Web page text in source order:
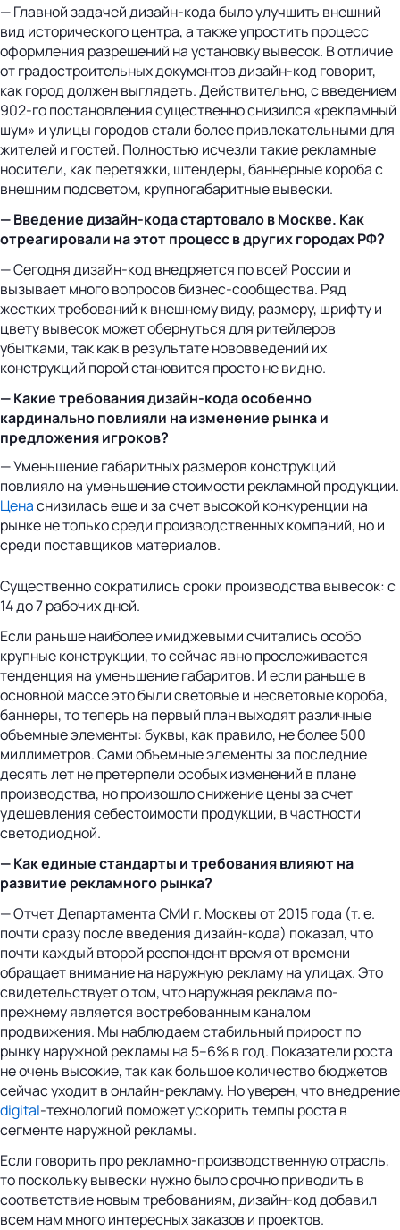
— Главной задачей дизайн-кода было улучшить внешний
вид исторического центра, а также упростить процесс
оформления разрешений на установку вывесок. В отличие
от градостроительных документов дизайн-код говорит,
как город должен выглядеть. Действительно, с введением
902-го постановления существенно снизился «рекламный
шум» и улицы городов стали более привлекательными для
жителей и гостей. Полностью исчезли такие рекламные
носители, как перетяжки, штендеры, баннерные короба с
внешним подсветом, крупногабаритные вывески.
— Введение дизайн-кода стартовало в Москве. Как
отреагировали на этот процесс в других городах РФ?
— Сегодня дизайн-код внедряется по всей России и
вызывает много вопросов бизнес-сообщества. Ряд
жестких требований к внешнему виду, размеру, шрифту и
цвету вывесок может обернуться для ритейлеров
убытками, так как в результате нововведений их
конструкций порой становится просто не видно.
— Какие требования дизайн-кода особенно
кардинально повлияли на изменение рынка и
предложения игроков?
— Уменьшение габаритных размеров конструкций
повлияло на уменьшение стоимости рекламной продукции.
Ценаснизилась еще и за счет высокой конкуренции на
рынке не только среди производственных компаний, но и
среди поставщиков материалов.
Существенно сократились сроки производства вывесок: с
14 до 7 рабочих дней.
Если раньше наиболее имиджевыми считались особо
крупные конструкции, то сейчас явно прослеживается
тенденция на уменьшение габаритов. И если раньше в
основной массе это были световые и несветовые короба,
баннеры, то теперь на первый план выходят различные
объемные элементы: буквы, как правило, не более 500
миллиметров. Сами объемные элементы за последние
десять лет не претерпели особых изменений в плане
производства, но произошло снижение цены за счет
удешевления себестоимости продукции, в частности
светодиодной.
— Как единые стандарты и требования влияют на
развитие рекламного рынка?
— Отчет Департамента СМИ г. Москвы от 2015 года (т. е.
почти сразу после введения дизайн-кода) показал, что
почти каждый второй респондент время от времени
обращает внимание на наружную рекламу на улицах. Это
свидетельствует о том, что наружная реклама по-
прежнему является востребованным каналом
продвижения. Мы наблюдаем стабильный прирост по
рынку наружной рекламы на 5–6% в год. Показатели роста
не очень высокие, так как большое количество бюджетов
сейчас уходит в онлайн-рекламу. Но уверен, что внедрение
digital-технологий поможет ускорить темпы роста в
сегменте наружной рекламы.
Если говорить про рекламно-производственную отрасль,
то поскольку вывески нужно было срочно приводить в
соответствие новым требованиям, дизайн-код добавил
всем нам много интересных заказов и проектов.